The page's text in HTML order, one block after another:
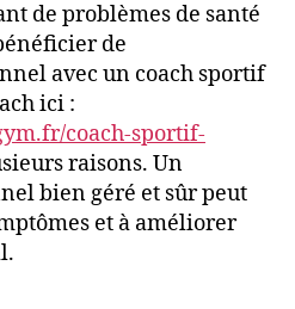
de problèmes de santé
de
avec un coach sportif
ici :
coach-sportif-
raisons. Un
bien géré et sûr peut
et à améliorer